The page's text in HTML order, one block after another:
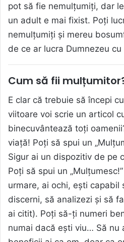
pot să fie nemulțumiți, dar
un adult e mai fixist. Poți
nemulțumiți și mereu
de ce ar lucra Dumnezeu cu
Cum să fii
E clar că trebuie să începi
viitoare voi scrie un articol
binecuvântează toți
viață! Poți să spui un
Sigur ai un dispozitiv de pe
Poți să spui un
urmare, ai ochi, ești capabil
discerni, să analizezi și să
ai citit). Poți să-ți numeri
numai dacă ești viu… Să nu